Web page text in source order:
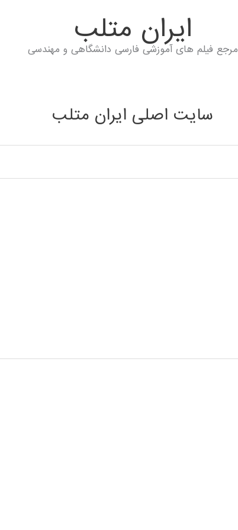
ايران متلب
مرجع فیلم های آموزشی فارسی دانشگاهی و مهندسی
سایت اصلی ایران متلب